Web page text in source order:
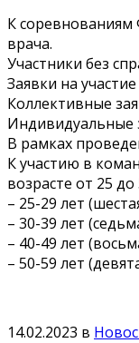
К соревнованиям
врача.
Участники без
Заявки на
Коллективные
Индивидуальные
В рамках
К участию в
возрасте от 25
– 25-29 лет
– 30-39 лет
– 40-49 лет
– 50-59 лет
14.02.2023 в